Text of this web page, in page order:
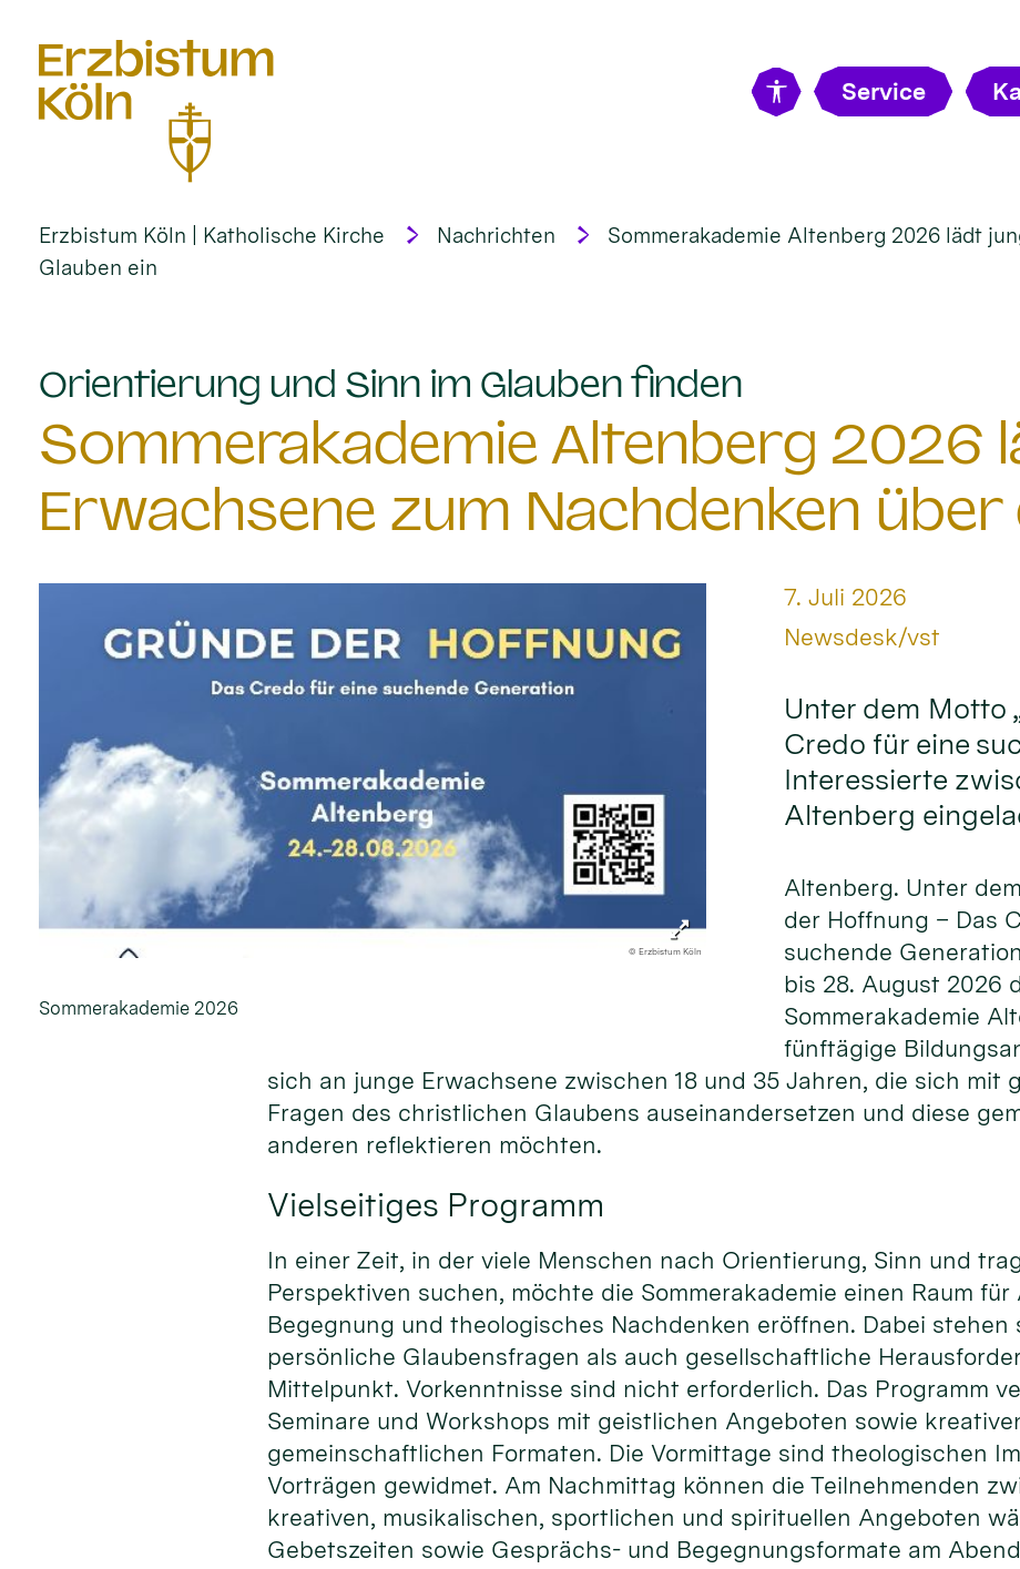
Service
Erzbistum Köln | Katholische Kirche Nachrichten
Sommerakademie Altenberg 2026 lädt
Glauben ein
Orientierung und Sinn im Glauben finden
Sommerakademie Altenberg 2026
Erwachsene zum Nachdenken über
© Erzbistum Köln
Sommerakademie 2026
Datum:
7. Juli 2026
Von:
Newsdesk/vst
Unter dem Motto
Credo für eine
Interessierte
Altenberg
Altenberg. Unter
der Hoffnung – Das
suchende
bis 28. August 2026
Sommerakademie
fünftägige
sich an junge Erwachsene zwischen 18 und 35 Jahren, die sich mit
Fragen des christlichen Glaubens auseinandersetzen und diese
anderen reflektieren möchten.
Vielseitiges Programm
In einer Zeit, in der viele Menschen nach Orientierung, Sinn und
Perspektiven suchen, möchte die Sommerakademie einen Raum für
Begegnung und theologisches Nachdenken eröffnen. Dabei stehen
persönliche Glaubensfragen als auch gesellschaftliche
Mittelpunkt. Vorkenntnisse sind nicht erforderlich. Das Programm
Seminare und Workshops mit geistlichen Angeboten sowie
gemeinschaftlichen Formaten. Die Vormittage sind theologischen
Vorträgen gewidmet. Am Nachmittag können die Teilnehmenden
kreativen, musikalischen, sportlichen und spirituellen Angeboten
Gebetszeiten sowie Gesprächs- und Begegnungsformate am